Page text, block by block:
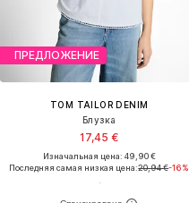
ПРЕДЛОЖЕНИЕ
TOM TAILOR DENIM
Блузка
17,45 €
Изначальная цена: 49,90 €
Последняя самая низкая цена:20,94 €-16%